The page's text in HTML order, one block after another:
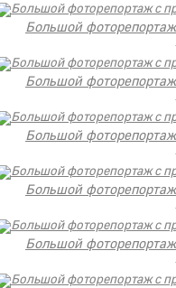
Большой
Большой
Большой
Большой
Большой